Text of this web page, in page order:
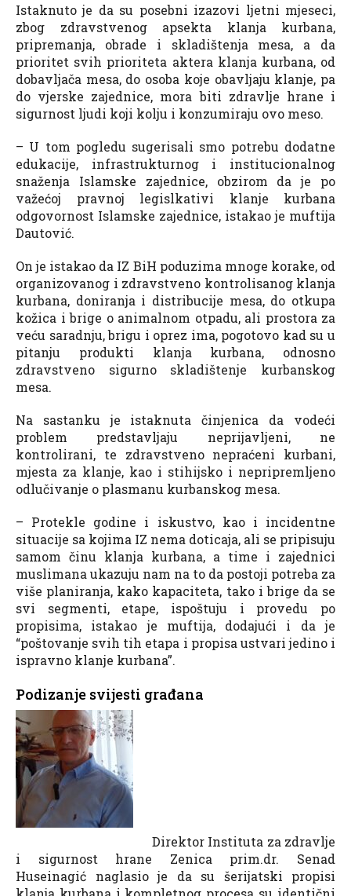
Istaknuto je da su posebni izazovi ljetni mjeseci,
zbog zdravstvenog apsekta klanja kurbana,
pripremanja, obrade i skladištenja mesa, a da
prioritet svih prioriteta aktera klanja kurbana, od
dobavljača mesa, do osoba koje obavljaju klanje, pa
do vjerske zajednice, mora biti zdravlje hrane i
sigurnost ljudi koji kolju i konzumiraju ovo meso.
– U tom pogledu sugerisali smo potrebu dodatne
edukacije, infrastrukturnog i institucionalnog
snaženja Islamske zajednice, obzirom da je po
važećoj pravnoj legislkativi klanje kurbana
odgovornost Islamske zajednice, istakao je muftija
Dautović.
On je istakao da IZ BiH poduzima mnoge korake, od
organizovanog i zdravstveno kontrolisanog klanja
kurbana, doniranja i distribucije mesa, do otkupa
kožica i brige o animalnom otpadu, ali prostora za
veću saradnju, brigu i oprez ima, pogotovo kad su u
pitanju produkti klanja kurbana, odnosno
zdravstveno sigurno skladištenje kurbanskog
mesa.
Na sastanku je istaknuta činjenica da vodeći
problem predstavljaju neprijavljeni, ne
kontrolirani, te zdravstveno nepraćeni kurbani,
mjesta za klanje, kao i stihijsko i nepripremljeno
odlučivanje o plasmanu kurbanskog mesa.
– Protekle godine i iskustvo, kao i incidentne
situacije sa kojima IZ nema doticaja, ali se pripisuju
samom činu klanja kurbana, a time i zajednici
muslimana ukazuju nam na to da postoji potreba za
više planiranja, kako kapaciteta, tako i brige da se
svi segmenti, etape, ispoštuju i provedu po
propisima, istakao je muftija, dodajući i da je
“poštovanje svih tih etapa i propisa ustvari jedino i
ispravno klanje kurbana”.
Podizanje svijesti građana
Direktor Instituta za zdravlje
i sigurnost hrane Zenica prim.dr. Senad
Huseinagić naglasio je da su šerijatski propisi